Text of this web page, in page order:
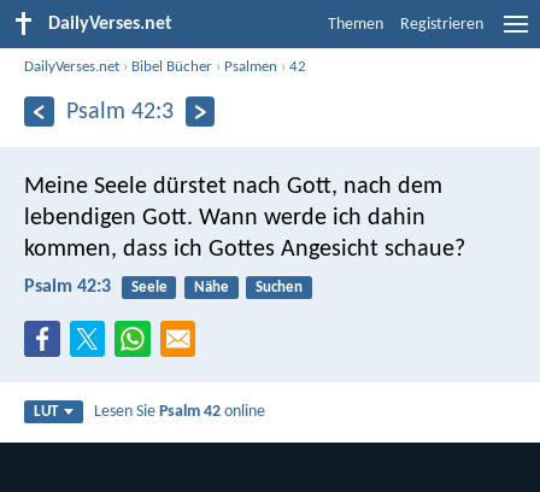
DailyVerses.net Themen Registrieren
DailyVerses.net › Bibel Bücher › Psalmen ›42
Psalm 42:3
Meine Seele dürstet nach Gott, nach dem
lebendigen Gott. Wann werde ich dahin
kommen, dass ich Gottes Angesicht schaue?
Psalm 42:3 Seele Nähe Suchen
LUT Lesen SiePsalm 42 online